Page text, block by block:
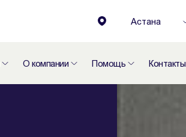
Астана
О компании Помощь Контакты